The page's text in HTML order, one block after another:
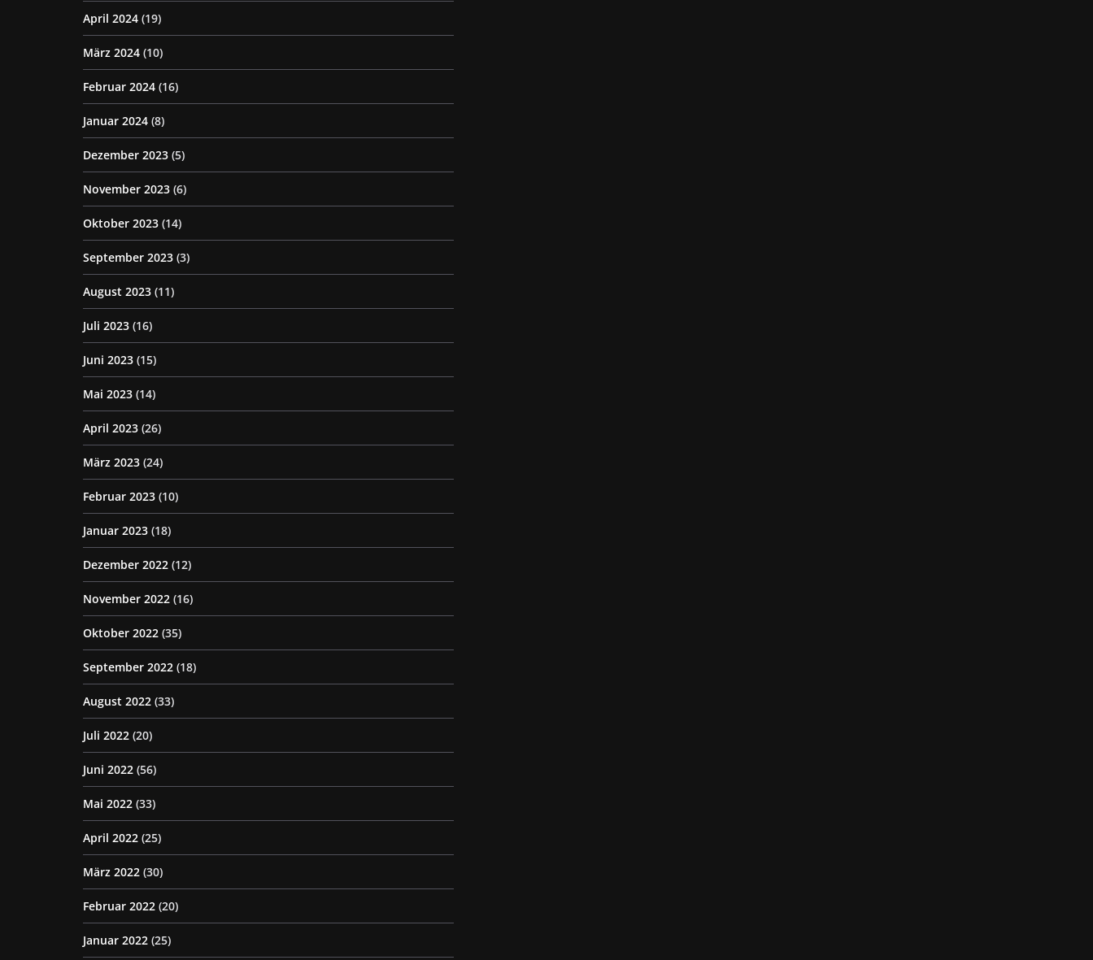
April 2024 (19)
März 2024 (10)
Februar 2024 (16)
Januar 2024 (8)
Dezember 2023 (5)
November 2023 (6)
Oktober 2023 (14)
September 2023 (3)
August 2023 (11)
Juli 2023 (16)
Juni 2023 (15)
Mai 2023 (14)
April 2023 (26)
März 2023 (24)
Februar 2023 (10)
Januar 2023 (18)
Dezember 2022 (12)
November 2022 (16)
Oktober 2022 (35)
September 2022 (18)
August 2022 (33)
Juli 2022 (20)
Juni 2022 (56)
Mai 2022 (33)
April 2022 (25)
März 2022 (30)
Februar 2022 (20)
Januar 2022 (25)